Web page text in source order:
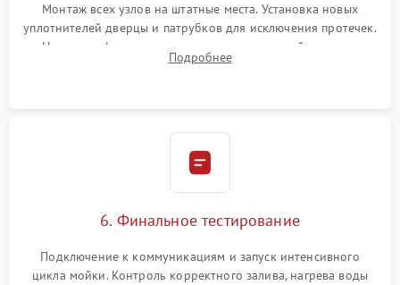
Монтаж всех узлов на штатные места. Установка новых
уплотнителей дверцы и патрубков для исключения протечек.
Надежная фиксация хомутов гидравлической системы,
сборка корпуса и установка датчика поплавка.
Подробнее
6. Финальное тестирование
Подключение к коммуникациям и запуск интенсивного
цикла мойки. Контроль корректного залива, нагрева воды